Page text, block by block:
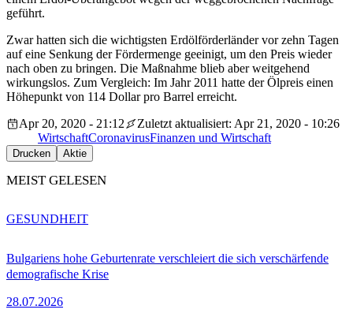
geführt.
Zwar hatten sich die wichtigsten Erdölförderländer vor zehn Tagen
auf eine Senkung der Fördermenge geeinigt, um den Preis wieder
nach oben zu bringen. Die Maßnahme blieb aber weitgehend
wirkungslos. Zum Vergleich: Im Jahr 2011 hatte der Ölpreis einen
Höhepunkt von 114 Dollar pro Barrel erreicht.
Apr 20, 2020 - 21:12
Zuletzt aktualisiert: Apr 21, 2020 - 10:26
WirtschaftCoronavirusFinanzen und Wirtschaft
Drucken Aktie
MEIST GELESEN
Bulgariens hohe Geburtenrate verschleiert die sich verschärfende
demografische Krise
28.07.2026
GESUNDHEIT